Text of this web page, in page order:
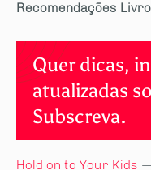
Recomendações
Quer dicas,
atualizadas
Subscreva.
Hold on to Your Kids